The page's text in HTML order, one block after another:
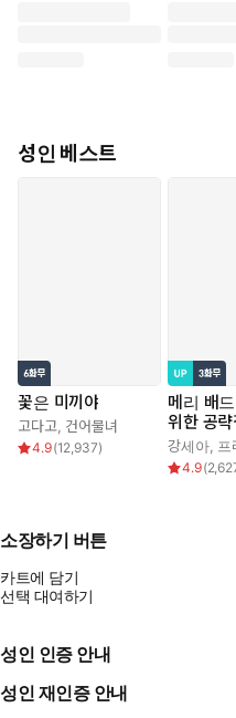
성인 베스트
꽃은 미끼야
고다고, 건어물녀
4.9(12,937)
메리 배
위한 공략
강세아, 프
4.9(
소장하기 버튼
카트에 담기
선택 대여하기
성인 인증 안내
성인 재인증 안내